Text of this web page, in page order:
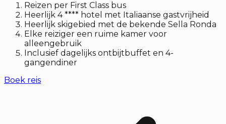
Reizen per First Class bus
Heerlijk 4 **** hotel met Italiaanse gastvrijheid
Heerlijk skigebied met de bekende Sella Ronda
Elke reiziger een ruime kamer voor
alleengebruik
Inclusief dagelijks ontbijtbuffet en 4-
gangendiner
Boek reis